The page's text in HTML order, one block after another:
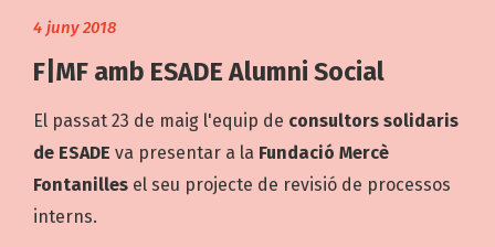
4 juny 2018
F|MF amb ESADE Alumni Social
El passat 23 de maig l'equip de consultors solidaris
de ESADE va presentar a la Fundació Mercè
Fontanilles el seu projecte de revisió de processos
interns.